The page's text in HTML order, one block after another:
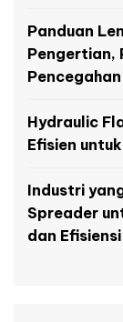
Panduan
Pengertian,
Hydraulic
Efisien
Industri
Spreader
dan